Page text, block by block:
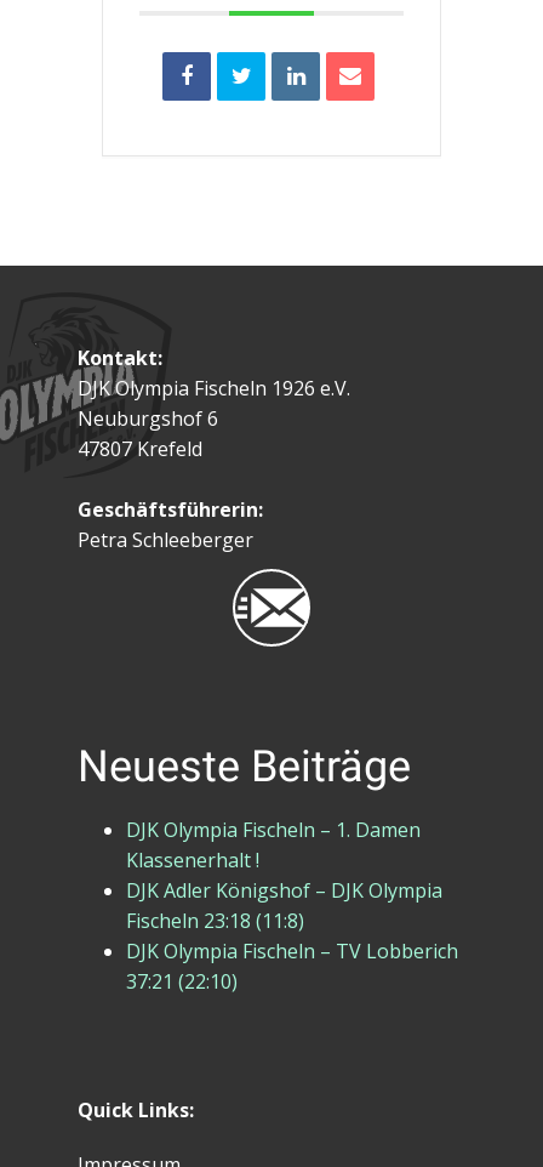
Kontakt:
DJK Olympia Fischeln 1926 e.V.
Neuburgshof 6
47807 Krefeld
Geschäftsführerin:
Petra Schleeberger
Neueste Beiträge
DJK Olympia Fischeln – 1. Damen
Klassenerhalt !
DJK Adler Königshof – DJK Olympia
Fischeln 23:18 (11:8)
DJK Olympia Fischeln – TV Lobberich
37:21 (22:10)
Quick Links: